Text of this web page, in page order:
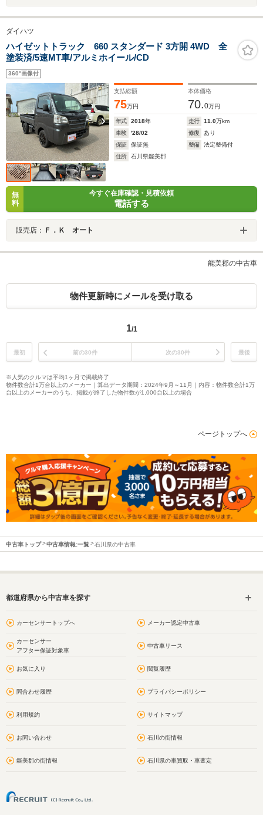
ダイハツ
ハイゼットトラック 660 スタンダード 3方開 4WD 全
塗装済/5速MT車/アルミホイール/CD
360°画像付
支払総額
75万円
本体価格
70.0万円
年式 2018年 走行 11.0万km
車検
'28/02 修復
あり
保証
保証無 整備
法定整備付
住所
石川県能美郡
無
料
今すぐ在庫確認・見積依頼
電話する
販売店： Ｆ．Ｋ オート
能美郡の中古車
物件更新時にメールを受け取る
1/1
最初 前の30件 次の30件 最後
※人気のクルマは平均1ヶ月で掲載終了
物件数合計1万台以上のメーカー｜算出データ期間：2024年9月～11月｜内容：物件数合計1万
台以上のメーカーのうち、掲載が終了した物件数が1,000台以上の場合
ページトップへ
中古車トップ 中古車情報:一覧 石川県の中古車
都道府県から中古車を探す
カーセンサートップへ メーカー認定中古車
カーセンサー
アフター保証対象車
中古車リース
お気に入り 閲覧履歴
問合わせ履歴 プライバシーポリシー
利用規約 サイトマップ
お問い合わせ 石川の街情報
能美郡の街情報 石川県の車買取・車査定